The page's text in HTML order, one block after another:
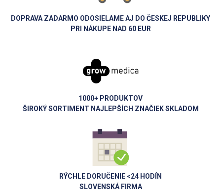
pred tréningom. Môžu sa miešať s vodou alebo inými
doplnkami, ako sú BCAA alebo kreatín.
predtréningovými doplnkami z Growmedica.sk
Počet na stránku :
DOPRAVA ZADARMO ODOSIELAME AJ DO ČESKEJ REPUBLIKY
PRI NÁKUPE NAD 60 EUR
1000+ PRODUKTOV
ŠIROKÝ SORTIMENT NAJLEPŠÍCH ZNAČIEK SKLADOM
RÝCHLE DORUČENIE <24 HODÍN
SLOVENSKÁ FIRMA